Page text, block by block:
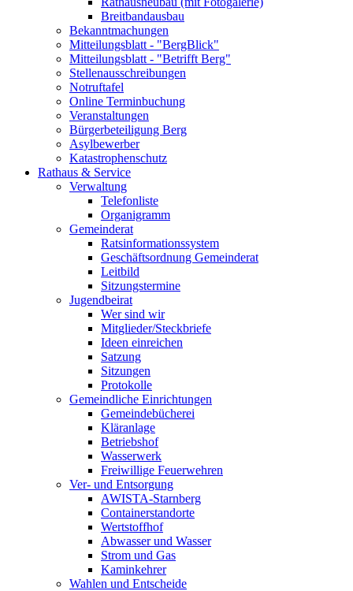
Breitbandausbau
Bekanntmachungen
Mitteilungsblatt - "BergBlick"
Mitteilungsblatt - "Betrifft Berg"
Stellenausschreibungen
Notruftafel
Online Terminbuchung
Veranstaltungen
Bürgerbeteiligung Berg
Asylbewerber
Katastrophenschutz
Rathaus & Service
Verwaltung
Telefonliste
Organigramm
Gemeinderat
Ratsinformationssystem
Geschäftsordnung Gemeinderat
Leitbild
Sitzungstermine
Jugendbeirat
Wer sind wir
Mitglieder/Steckbriefe
Ideen einreichen
Satzung
Sitzungen
Protokolle
Gemeindliche Einrichtungen
Gemeindebücherei
Kläranlage
Betriebshof
Wasserwerk
Freiwillige Feuerwehren
Ver- und Entsorgung
AWISTA-Starnberg
Containerstandorte
Wertstoffhof
Abwasser und Wasser
Strom und Gas
Kaminkehrer
Wahlen und Entscheide